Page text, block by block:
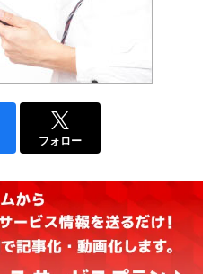
フォロー